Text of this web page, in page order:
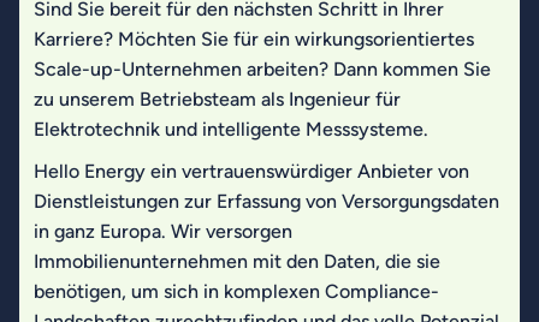
Sind Sie bereit für den nächsten Schritt in Ihrer
Karriere? Möchten Sie für ein wirkungsorientiertes
Scale-up-Unternehmen arbeiten? Dann kommen Sie
zu unserem Betriebsteam als Ingenieur für
Elektrotechnik und intelligente Messsysteme.
Hello Energy ein vertrauenswürdiger Anbieter von
Dienstleistungen zur Erfassung von Versorgungsdaten
in ganz Europa. Wir versorgen
Immobilienunternehmen mit den Daten, die sie
benötigen, um sich in komplexen Compliance-